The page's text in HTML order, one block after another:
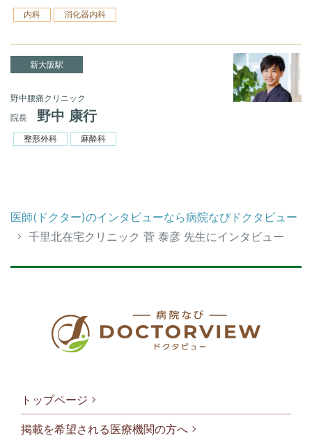
内科 消化器内科
新大阪駅
野中腰痛クリニック
院長
野中 康行
整形外科 麻酔科
医師(ドクター)のインタビューなら病院なびドクタビュー
千里北在宅クリニック 菅 泰彦 先生にインタビュー
トップページ
掲載を希望される医療機関の方へ